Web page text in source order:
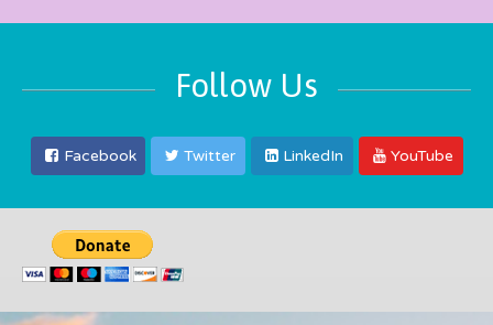
Follow Us
Facebook Twitter LinkedIn YouTube